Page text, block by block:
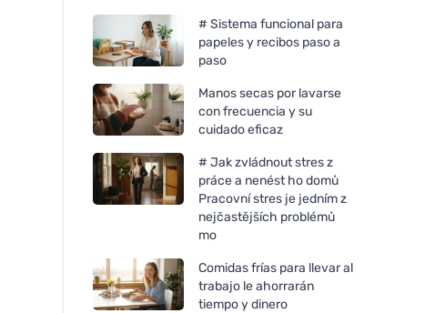
# Sistema funcional para
papeles y recibos paso a
paso
Manos secas por lavarse
con frecuencia y su
cuidado eficaz
# Jak zvládnout stres z
práce a nenést ho domů
Pracovní stres je jedním z
nejčastějších problémů
mo
Comidas frías para llevar al
trabajo le ahorrarán
tiempo y dinero